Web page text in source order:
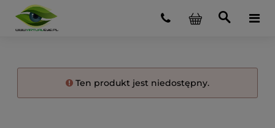
Ten produkt jest niedostępny.